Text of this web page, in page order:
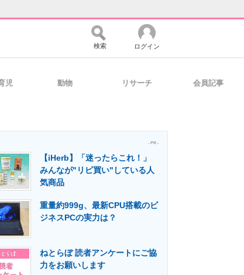
ティ マーケ×ITの今がよく分かる
支援
ア 建設×テクノロジーの最前線
検索 ログイン
児 動物 リサーチ 会員記事
- PR -
【iHerb】「迷ったらこれ！」
みんなが"リピ買い"している人
気商品
重量約999g、最新CPU搭載のビ
ジネスPCの実力は？
ねとらぼ 読者アンケートにご協
力をお願いします